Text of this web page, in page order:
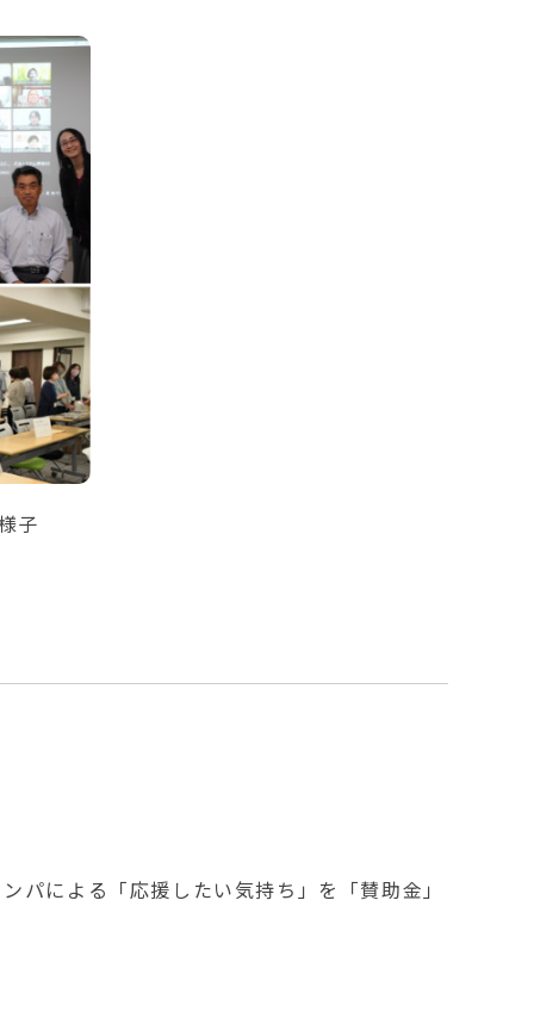
子
パによる「応援したい気持ち」を「賛助金」